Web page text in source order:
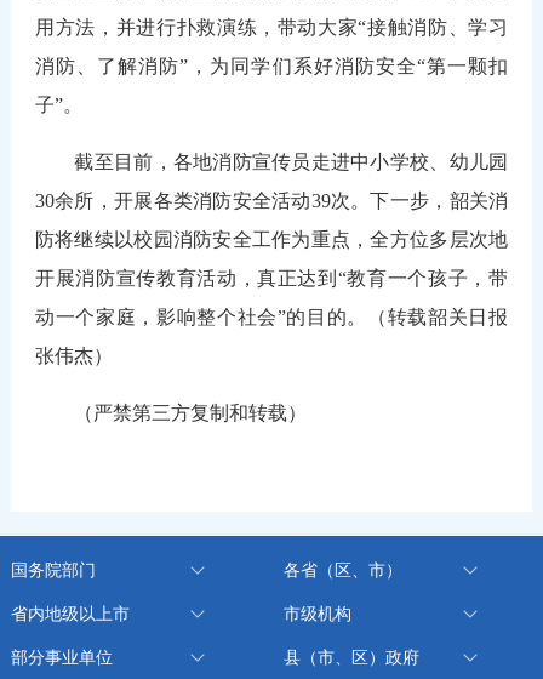
用方法，并进行扑救演练，带动大家“接触消防、学习
消防、了解消防”，为同学们系好消防安全“第一颗扣
子”。
截至目前，各地消防宣传员走进中小学校、幼儿园
30余所，开展各类消防安全活动39次。下一步，韶关消
防将继续以校园消防安全工作为重点，全方位多层次地
开展消防宣传教育活动，真正达到“教育一个孩子，带
动一个家庭，影响整个社会”的目的。（转载韶关日报
张伟杰）
（严禁第三方复制和转载）
国务院部门 各省（区、市）
省内地级以上市 市级机构
部分事业单位 县（市、区）政府